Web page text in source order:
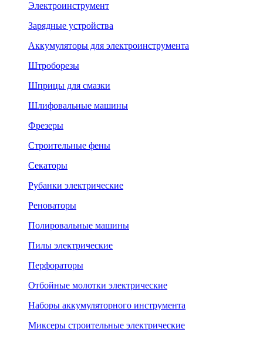
Электроинструмент
Зарядные устройства
Аккумуляторы для электроинструмента
Штроборезы
Шприцы для смазки
Шлифовальные машины
Фрезеры
Строительные фены
Секаторы
Рубанки электрические
Реноваторы
Полировальные машины
Пилы электрические
Перфораторы
Отбойные молотки электрические
Наборы аккумуляторного инструмента
Миксеры строительные электрические